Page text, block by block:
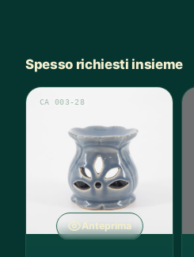
Spesso richiesti insieme
Anteprima
CA 003-28